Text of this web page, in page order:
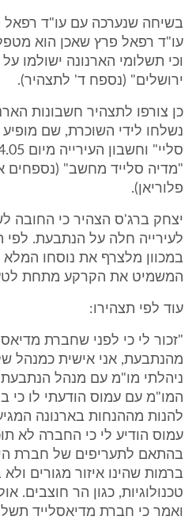
בשיחה שנערכה עם עו"ד רפאל
עו"ד רפאל פרץ שאכן הוא
וכי תשלומי הארנונה ישולמו על
ירושלים" (נספח ד' לתצהיר).
כן צורפו לתצהיר חשבונות
נשלחו לידי השוכרת, שם
"מדיה סלייד מחשב" (נספחים
פלוריאן).
יצחק ברג'ס הצהיר כי החובה
לעירייה חלה על הנתבעת. לפי
במכוון מלצרף את נוסחו
המשמיט את הקרקע מתחת
עוד לפי תצהירו:
"זכור לי כי לפני שחברת
מהנתבעת, אני אישית כמנהל
ניהלתי מו"מ עם מנהל
המו"מ עם עמוס הודעתי לו כי
להנות מההנחות בארנונה
עמוס הודיע לי כי החברה לא
בהתאם לתעריפים של חברת
ברמות שהינו איזור מגורים
טכנולוגיות, כגון הר חוצבים.
ואמר כי חברת מדיאסלייד